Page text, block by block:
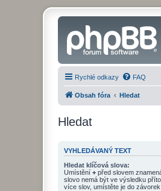
Rychlé odkazy FAQ
Obsah fóra Hledat
Hledat
VYHLEDÁVANÝ TEXT
Hledat klíčová slova:
Umístění + před slovem
slovo nemá být ve výsledku
více slov, umístěte je do